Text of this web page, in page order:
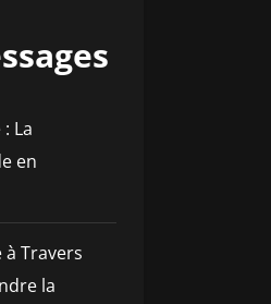
La
en
Travers
la